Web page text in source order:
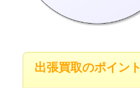
出張買取のポイント